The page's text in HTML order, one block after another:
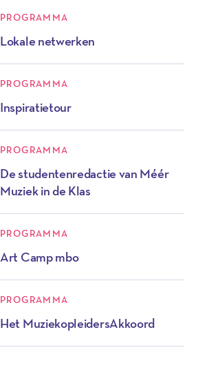
PROGRAMMA
Lokale netwerken
PROGRAMMA
Inspiratietour
PROGRAMMA
De studentenredactie van Méér
Muziek in de Klas
PROGRAMMA
Art Camp mbo
PROGRAMMA
Het MuziekopleidersAkkoord